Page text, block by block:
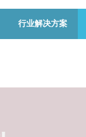
行业解决方案